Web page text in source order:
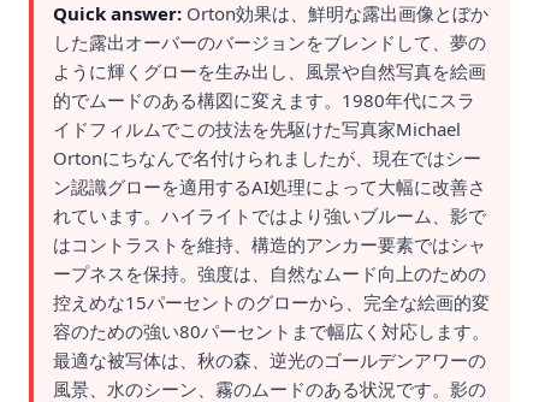
Quick answer: Orton効果は、鮮明な露出画像とぼか
した露出オーバーのバージョンをブレンドして、夢の
ように輝くグローを生み出し、風景や自然写真を絵画
的でムードのある構図に変えます。1980年代にスラ
イドフィルムでこの技法を先駆けた写真家Michael
Ortonにちなんで名付けられましたが、現在ではシー
ン認識グローを適用するAI処理によって大幅に改善さ
れています。ハイライトではより強いブルーム、影で
はコントラストを維持、構造的アンカー要素ではシャ
ープネスを保持。強度は、自然なムード向上のための
控えめな15パーセントのグローから、完全な絵画的変
容のための強い80パーセントまで幅広く対応します。
最適な被写体は、秋の森、逆光のゴールデンアワーの
風景、水のシーン、霧のムードのある状況です。影の